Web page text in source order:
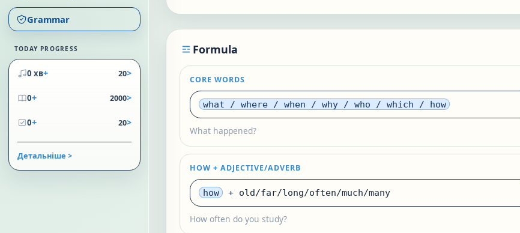
Grammar
TODAY PROGRESS
0 хв+ 20>
0+ 2000>
0+ 20>
Детальніше >
Formula
CORE WORDS
what / where / when / why / who / which / how
What happened?
HOW + ADJECTIVE/ADVERB
how + old/far/long/often/much/many
How often do you study?